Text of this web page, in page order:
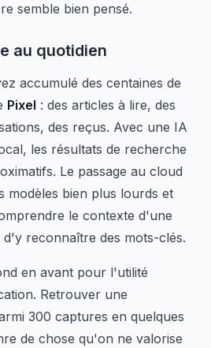
semble bien pensé.
au quotidien
accumulé des centaines de
Pixel : des articles à lire, des
des reçus. Avec une IA
les résultats de recherche
Le passage au cloud
modèles bien plus lourds et
le contexte d'une
d'y reconnaître des mots-clés.
en avant pour l'utilité
Retrouver une
300 captures en quelques
de chose qu'on ne valorise